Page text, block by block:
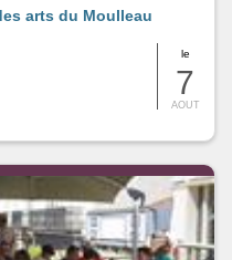
le
7
AOUT
arts du Moulleau